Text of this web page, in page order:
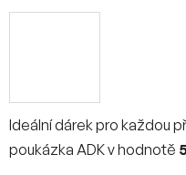
Ideální dárek pro každou
poukázka ADK v hodnotě